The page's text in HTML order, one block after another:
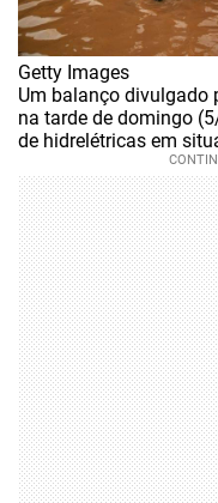
Getty Images
Um balanço divulgado
na tarde de domingo
de hidrelétricas em